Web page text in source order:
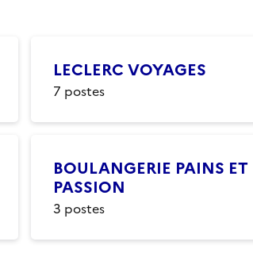
LECLERC VOYAGES
7 postes
BOULANGERIE PAINS ET
PASSION
3 postes